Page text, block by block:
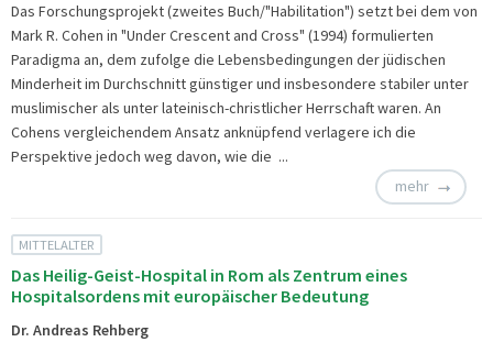
Das Forschungsprojekt (zweites Buch/"Habilitation") setzt bei dem von
Mark R. Cohen in "Under Crescent and Cross" (1994) formulierten
Paradigma an, dem zufolge die Lebensbedingungen der jüdischen
Minderheit im Durchschnitt günstiger und insbesondere stabiler unter
muslimischer als unter lateinisch-christlicher Herrschaft waren. An
Cohens vergleichendem Ansatz anknüpfend verlagere ich die
Perspektive jedoch weg davon, wie die ...
mehr
MITTELALTER
Das Heilig-Geist-Hospital in Rom als Zentrum eines
Hospitalsordens mit europäischer Bedeutung
Dr. Andreas Rehberg